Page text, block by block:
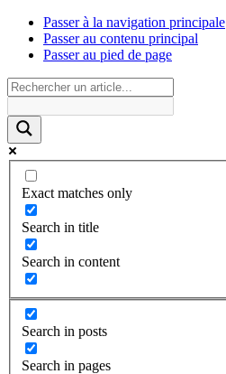
Passer à la navigation principale
Passer au contenu principal
Passer au pied de page
Exact matches only
Search in title
Search in content
Search in posts
Search in pages